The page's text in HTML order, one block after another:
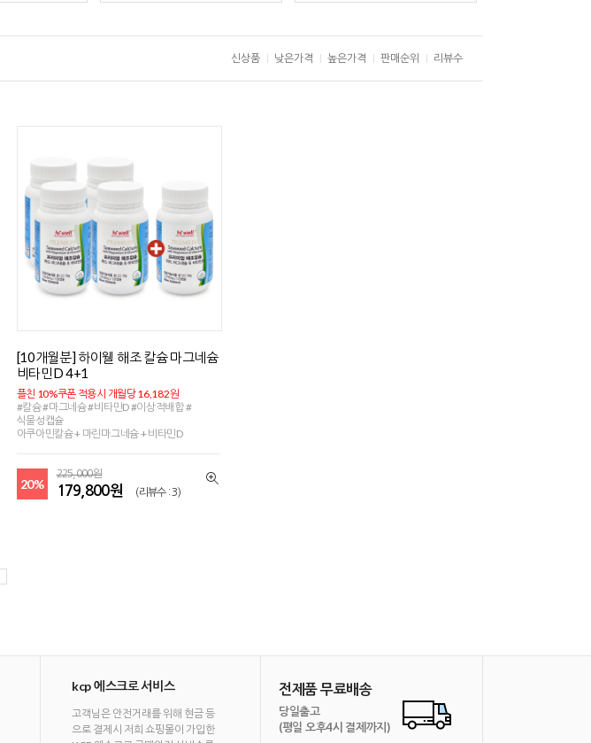
신상품 낮은가격 높은가격 판매순위 리뷰수
[10개월분] 하이웰 해조 칼슘 마그네슘
비타민D 4+1
플친 10%쿠폰 적용시 개월당 16,182원
#칼슘 #마그네슘 #비타민D #이상적배합 #
식물성캡슐
아쿠아민칼슘 + 마린마그네슘 + 비타민D
20%
225,000원
179,800원 (리뷰수 : 3)
kcp 에스크로 서비스
고객님은 안전거래를 위해 현금 등
으로 결제시 저희 쇼핑몰이 가입한
전제품 무료배송
당일출고
(평일 오후4시 결제까지)